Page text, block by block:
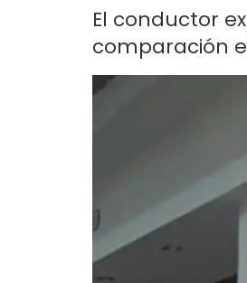
El conductor
comparación